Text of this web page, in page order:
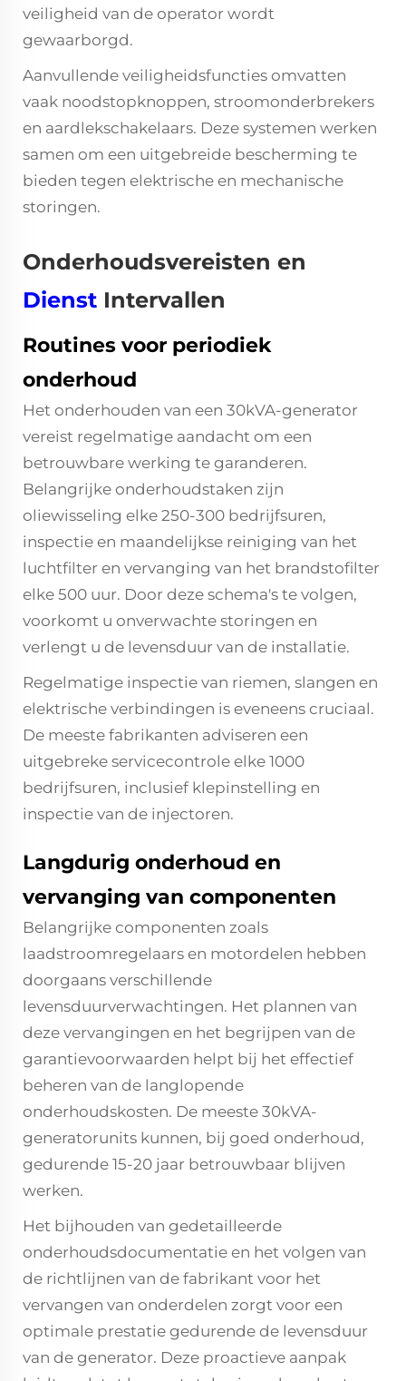
veiligheid van de operator wordt
gewaarborgd.
Aanvullende veiligheidsfuncties omvatten
vaak noodstopknoppen, stroomonderbrekers
en aardlekschakelaars. Deze systemen werken
samen om een uitgebreide bescherming te
bieden tegen elektrische en mechanische
storingen.
Onderhoudsvereisten en
Dienst Intervallen
Routines voor periodiek
onderhoud
Het onderhouden van een 30kVA-generator
vereist regelmatige aandacht om een
betrouwbare werking te garanderen.
Belangrijke onderhoudstaken zijn
oliewisseling elke 250-300 bedrijfsuren,
inspectie en maandelijkse reiniging van het
luchtfilter en vervanging van het brandstofilter
elke 500 uur. Door deze schema's te volgen,
voorkomt u onverwachte storingen en
verlengt u de levensduur van de installatie.
Regelmatige inspectie van riemen, slangen en
elektrische verbindingen is eveneens cruciaal.
De meeste fabrikanten adviseren een
uitgebreke servicecontrole elke 1000
bedrijfsuren, inclusief klepinstelling en
inspectie van de injectoren.
Langdurig onderhoud en
vervanging van componenten
Belangrijke componenten zoals
laadstroomregelaars en motordelen hebben
doorgaans verschillende
levensduurverwachtingen. Het plannen van
deze vervangingen en het begrijpen van de
garantievoorwaarden helpt bij het effectief
beheren van de langlopende
onderhoudskosten. De meeste 30kVA-
generatorunits kunnen, bij goed onderhoud,
gedurende 15-20 jaar betrouwbaar blijven
werken.
Het bijhouden van gedetailleerde
onderhoudsdocumentatie en het volgen van
de richtlijnen van de fabrikant voor het
vervangen van onderdelen zorgt voor een
optimale prestatie gedurende de levensduur
van de generator. Deze proactieve aanpak